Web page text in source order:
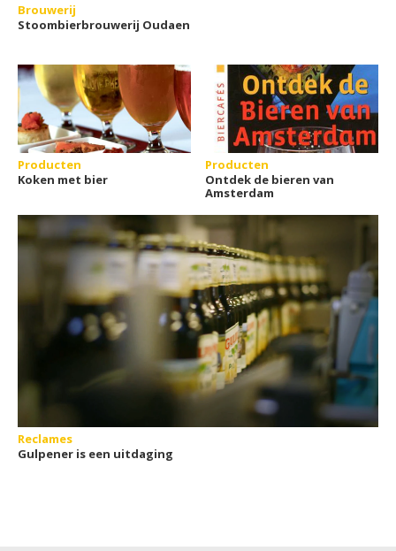
Brouwerij
Stoombierbrouwerij Oudaen
Producten
Koken met bier
Producten
Ontdek de bieren van
Amsterdam
Reclames
Gulpener is een uitdaging